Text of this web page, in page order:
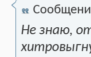
Не знаю,